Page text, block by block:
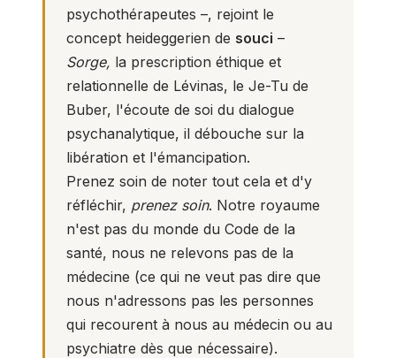
psychothérapeutes –, rejoint le
concept heideggerien de souci –
Sorge, la prescription éthique et
relationnelle de Lévinas, le Je-Tu de
Buber, l'écoute de soi du dialogue
psychanalytique, il débouche sur la
libération et l'émancipation.
Prenez soin de noter tout cela et d'y
réfléchir, prenez soin. Notre royaume
n'est pas du monde du Code de la
santé, nous ne relevons pas de la
médecine (ce qui ne veut pas dire que
nous n'adressons pas les personnes
qui recourent à nous au médecin ou au
psychiatre dès que nécessaire).